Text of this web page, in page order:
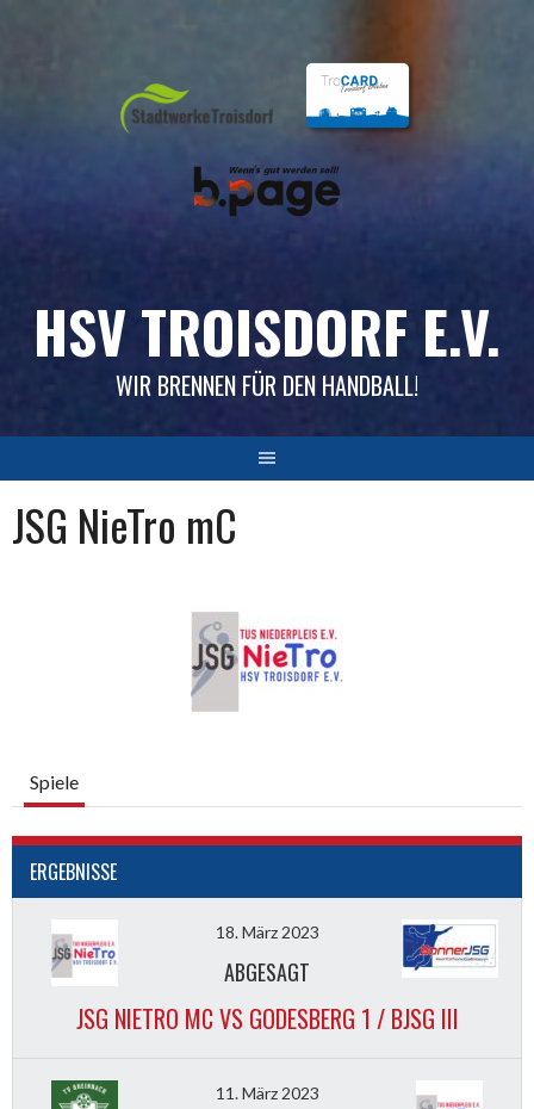
HSV TROISDORF E.V.
WIR BRENNEN FÜR DEN HANDBALL!
JSG NieTro mC
Spiele
ERGEBNISSE
18. März 2023
ABGESAGT
JSG NIETRO MC VS GODESBERG 1 / BJSG III
11. März 2023